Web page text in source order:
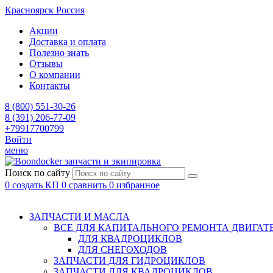
Красноярск Россия
Акции
Доставка и оплата
Полезно знать
Отзывы
О компании
Контакты
8 (800) 551-30-26
8 (391) 206-77-09
+79917700799
Войти
меню
запчасти и экипировка
Поиск по сайту
0 создать КП 0 сравнить 0 избранное
ЗАПЧАСТИ И МАСЛА
ВСЕ ДЛЯ КАПИТАЛЬНОГО РЕМОНТА
ДЛЯ КВАДРОЦИКЛОВ
ДЛЯ СНЕГОХОДОВ
ЗАПЧАСТИ ДЛЯ ГИДРОЦИКЛОВ